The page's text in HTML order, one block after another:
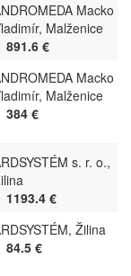
Macko
Malženice
891.6 €
Macko
Malženice
384 €
s. r. o.,
1193.4 €
Žilina
84.5 €